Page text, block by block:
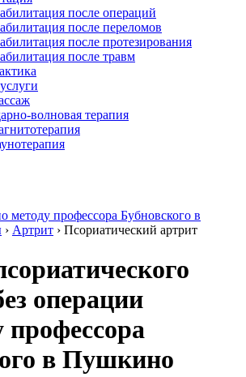
после операций
после переломов
после протезирования
после травм
волновая терапия
методу профессора Бубновского в
› Артрит › Псориатический артрит
операции
профессора
в Пушкино